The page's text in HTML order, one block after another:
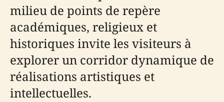
milieu de points de repère
académiques, religieux et
historiques invite les visiteurs à
explorer un corridor dynamique de
réalisations artistiques et
intellectuelles.